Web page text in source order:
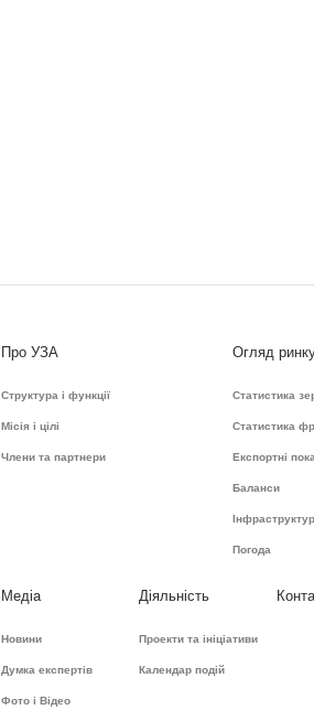
Про УЗА
Структура і функції
Місія і цілі
Члени та партнери
Огляд
Статистика
Статистика
Експортні
Баланси
Погода
Медіа
Новини
Думка експертів
Фото і Відео
Діяльність
Проекти та ініціативи
Календар подій